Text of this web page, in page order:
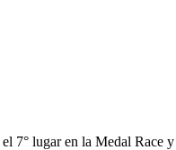
7° lugar en la Medal Race